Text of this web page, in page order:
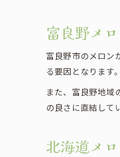
富良野メ
富良野市のメロン
る要因となります
また、富良野地域
の良さに直結して
北海道メ